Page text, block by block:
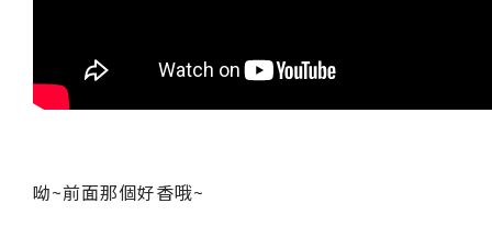
呦~前面那個好香哦~